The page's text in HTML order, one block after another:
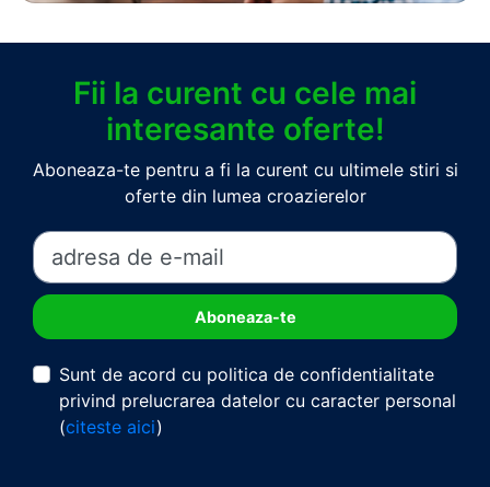
Fii la curent cu cele mai
interesante oferte!
Aboneaza-te pentru a fi la curent cu ultimele stiri si
oferte din lumea croazierelor
Sunt de acord cu politica de confidentialitate
privind prelucrarea datelor cu caracter personal
(citeste aici)